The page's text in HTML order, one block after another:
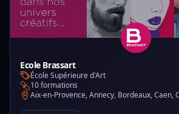
Ecole Brassart
École Supérieure d'Art
10 formations